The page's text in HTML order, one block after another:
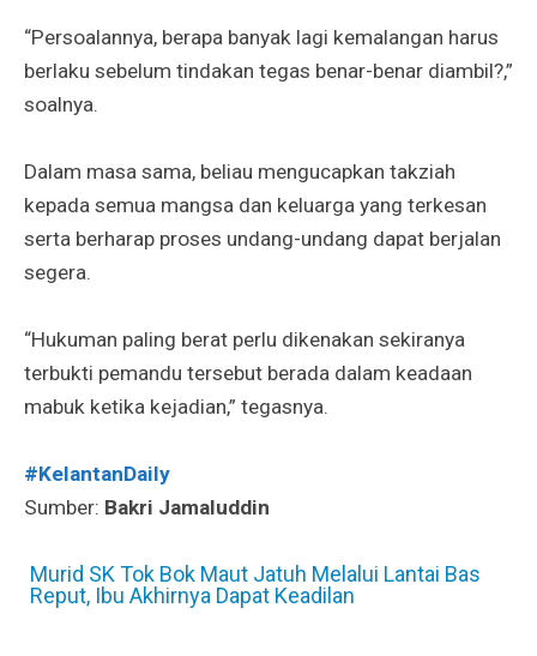
“Persoalannya, berapa banyak lagi kemalangan harus
berlaku sebelum tindakan tegas benar-benar diambil?,”
soalnya.
Dalam masa sama, beliau mengucapkan takziah
kepada semua mangsa dan keluarga yang terkesan
serta berharap proses undang-undang dapat berjalan
segera.
“Hukuman paling berat perlu dikenakan sekiranya
terbukti pemandu tersebut berada dalam keadaan
mabuk ketika kejadian,” tegasnya.
#KelantanDaily
Sumber: Bakri Jamaluddin
Murid SK Tok Bok Maut Jatuh Melalui Lantai Bas
Reput, Ibu Akhirnya Dapat Keadilan